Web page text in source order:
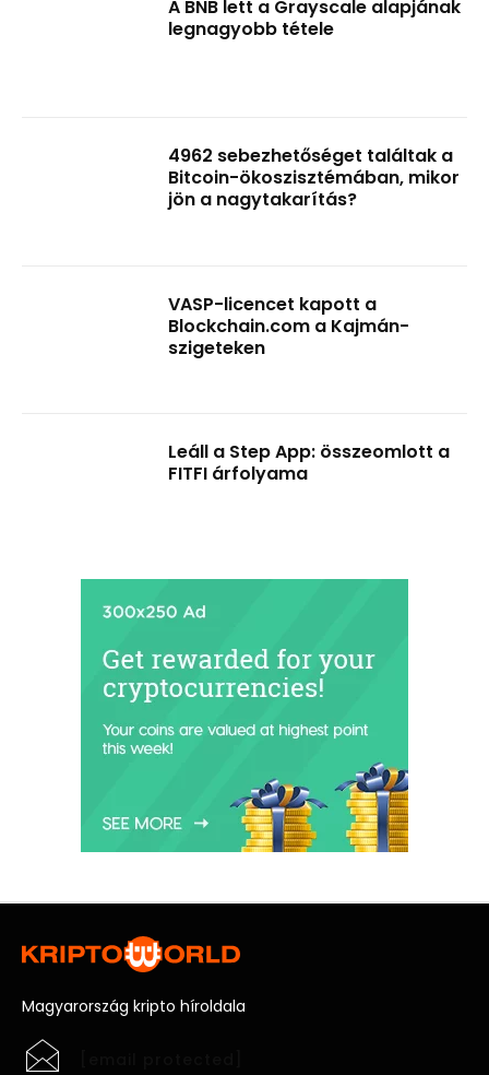
A BNB lett a Grayscale alapjának
legnagyobb tétele
4962 sebezhetőséget találtak a
Bitcoin-ökoszisztémában, mikor
jön a nagytakarítás?
VASP-licencet kapott a
Blockchain.com a Kajmán-
szigeteken
Leáll a Step App: összeomlott a
FITFI árfolyama
Magyarország kripto híroldala